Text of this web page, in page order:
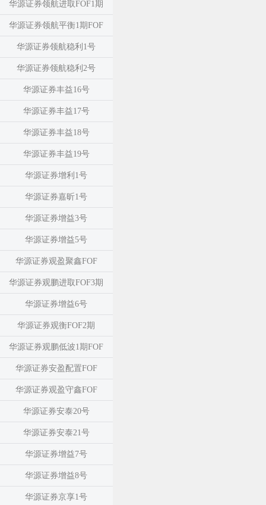
华源证券领航进取FOF1期
华源证券领航平衡1期FOF
华源证券领航稳利1号
华源证券领航稳利2号
华源证券丰益16号
华源证券丰益17号
华源证券丰益18号
华源证券丰益19号
华源证券增利1号
华源证券嘉昕1号
华源证券增益3号
华源证券增益5号
华源证券观盈聚鑫FOF
华源证券观鹏进取FOF3期
华源证券增益6号
华源证券观衡FOF2期
华源证券观鹏低波1期FOF
华源证券安盈配置FOF
华源证券观盈守鑫FOF
华源证券安泰20号
华源证券安泰21号
华源证券增益7号
华源证券增益8号
华源证券京享1号